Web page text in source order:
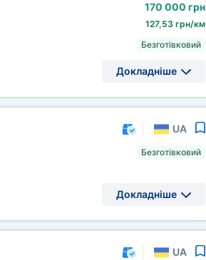
170 000 грн
127,53 грн/км
Безготівковий
Докладніше
UA
Безготівковий
Докладніше
UA